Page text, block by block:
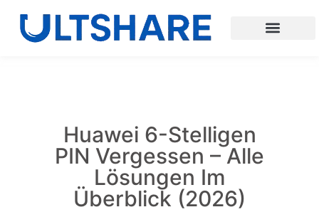
Huawei 6-Stelligen
PIN Vergessen – Alle
Lösungen Im
Überblick (2026)